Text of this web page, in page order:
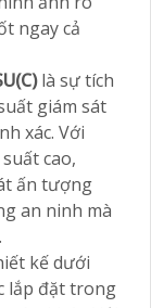
ngay cả
là sự tích
giám sát
xác. Với
cao,
ấn tượng
an ninh mà
kế dưới
lắp đặt trong